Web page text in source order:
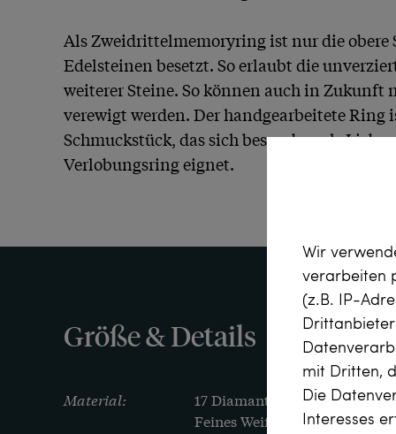
Als Zweidrittelmemoryring ist nur die obere
Edelsteinen besetzt. So erlaubt die
weiterer Steine. So können auch in Zukunft
verewigt werden. Der handgearbeitete Ring
Schmuckstück, das sich besonders als
Verlobungsring eignet.
Größe & Details
Material:
17 Diamanten im
Feines Weiß (Top Wesselton,
Wir
verarbeiten
(z.B. IP-
mit Dritten,
Die
Interesses